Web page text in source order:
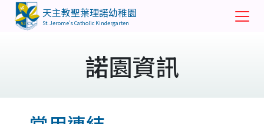
天主教聖葉理諾幼稚園
St. Jerome's Catholic Kindergarten
諾園資訊